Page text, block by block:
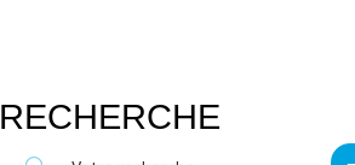
RECHERCHE